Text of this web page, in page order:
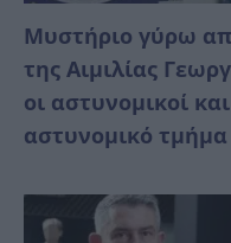
Mυστήριο γύρω
της Αιμιλίας
οι αστυνομικοί
αστυνομικό τμήμα